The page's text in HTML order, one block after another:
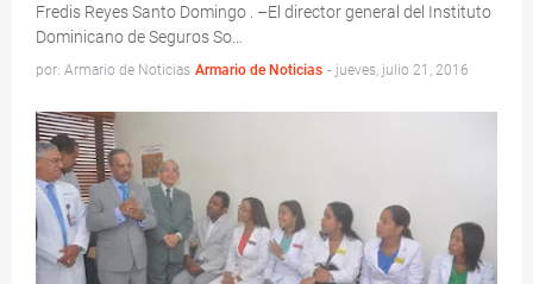
Fredis Reyes Santo Domingo . –El director general del Instituto
Dominicano de Seguros So…
por: Armario de Noticias Armario de Noticias - jueves, julio 21, 2016